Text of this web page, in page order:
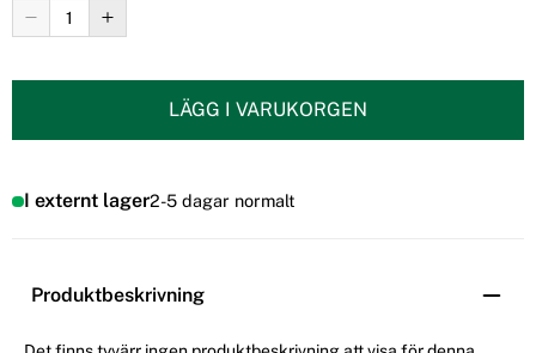
LÄGG I VARUKORGEN
I externt lager2-5 dagar normalt
Produktbeskrivning